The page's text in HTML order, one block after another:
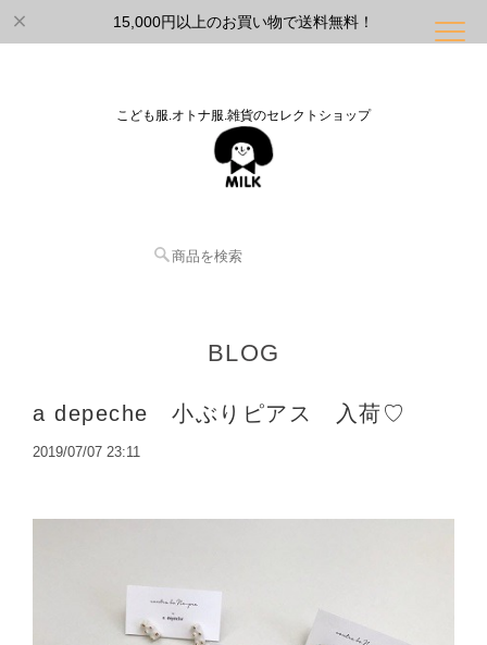
15,000円以上のお買い物で送料無料！
こども服.オトナ服.雑貨のセレクトショップ
BLOG
a depeche 小ぶりピアス 入荷♡
2019/07/07 23:11